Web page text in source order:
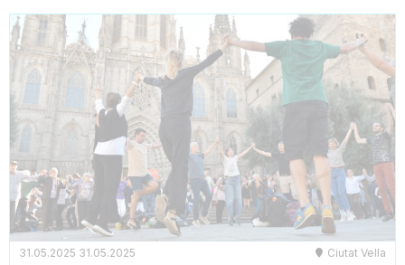
31.05.2025 31.05.2025 Ciutat Vella